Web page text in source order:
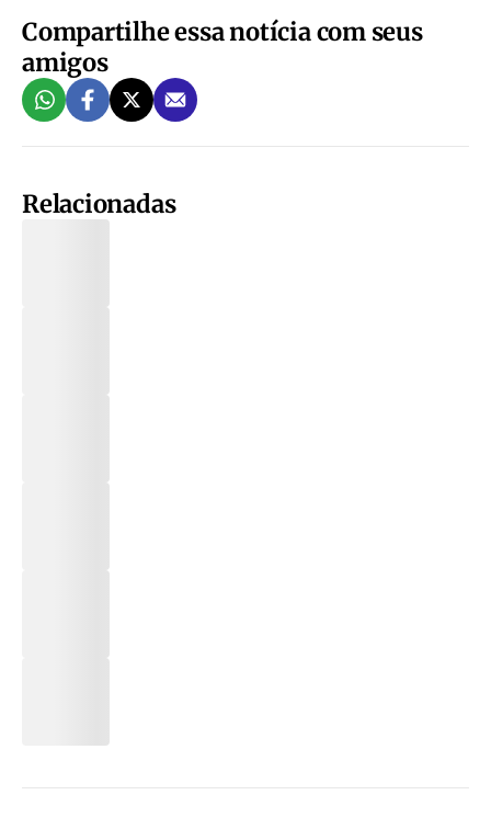
Compartilhe essa notícia com seus
amigos
Relacionadas